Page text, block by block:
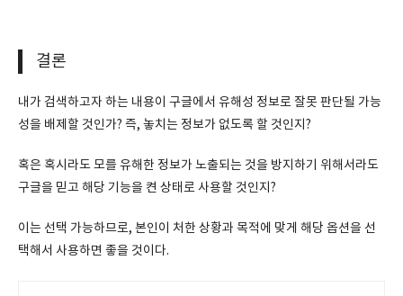
결론
내가 검색하고자 하는 내용이 구글에서 유해성 정보로 잘못 판단될 가능
성을 배제할 것인가? 즉, 놓치는 정보가 없도록 할 것인지?
혹은 혹시라도 모를 유해한 정보가 노출되는 것을 방지하기 위해서라도
구글을 믿고 해당 기능을 켠 상태로 사용할 것인지?
이는 선택 가능하므로, 본인이 처한 상황과 목적에 맞게 해당 옵션을 선
택해서 사용하면 좋을 것이다.